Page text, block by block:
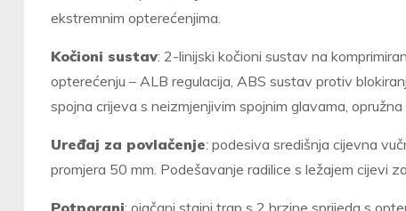
ekstremnim opterećenjima.
Kočioni sustav: 2-linijski kočioni sustav na
opterećenju – ALB regulacija, ABS sustav protiv
spojna crijeva s neizmjenjivim spojnim glavama,
Uređaj za povlačenje: podesiva središnja cijevna
promjera 50 mm. Podešavanje radilice s ležajem cijevi
Potporanj: ojačani stajni trap s 2 brzine sprijeda s